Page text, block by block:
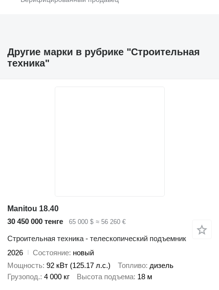
Другие марки в рубрике "Строительная
техника"
Manitou 18.40
30 450 000 тенге
65 000 $ ≈ 56 260 €
Строительная техника - телескопический подъемник
2026
Состояние новый
Мощность 92 кВт (125.17 л.с.) Топливо дизель
Грузопод. 4 000 кг Высота подъема 18 м